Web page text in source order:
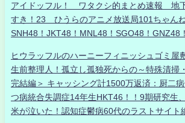
アイドッフル！ ワタクシ的まとめ速報 地
すき！23 ひうらのアニメ放送局101ちゃん
SNH48！JKT48！MNL48！SGO48！GNZ48
ヒウラッフルのハーニーフィニッシュゴミ屋
生前整理人！孤立し孤独死からの～特殊清掃
完結編＞ キャッシング計1500万返済：厨二
つ病統合失調症14年生HKT46！！9期研究生
米が泣いた！認知症鬱病60代のラストサイト